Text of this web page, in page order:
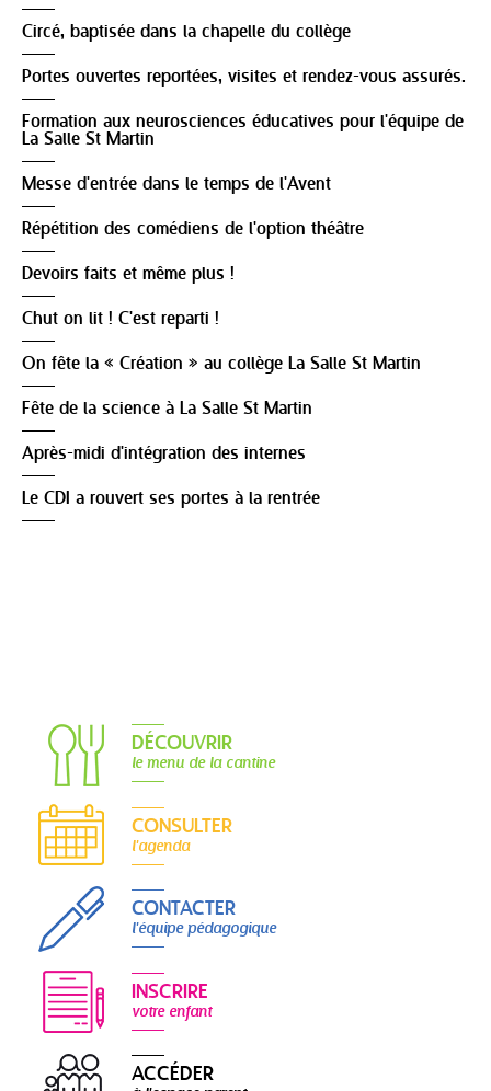
Circé, baptisée dans la chapelle du collège
Portes ouvertes reportées, visites et rendez-vous assurés.
Formation aux neurosciences éducatives pour l'équipe de
La Salle St Martin
Messe d'entrée dans le temps de l'Avent
Répétition des comédiens de l'option théâtre
Devoirs faits et même plus !
Chut on lit ! C'est reparti !
On fête la « Création » au collège La Salle St Martin
Fête de la science à La Salle St Martin
Après-midi d'intégration des internes
Le CDI a rouvert ses portes à la rentrée
DÉCOUVRIR
le menu de la cantine
CONSULTER
l'agenda
CONTACTER
l'équipe pédagogique
INSCRIRE
votre enfant
ACCÉDER